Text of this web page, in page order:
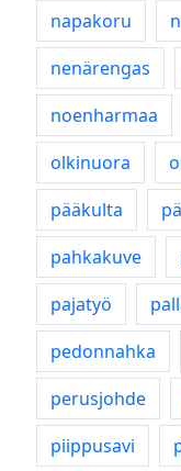
napakoru
nenärengas
noenharmaa
olkinuora
pääkulta
pahkakuve
pajatyö
pedonnahka
perusjohde
piippusavi